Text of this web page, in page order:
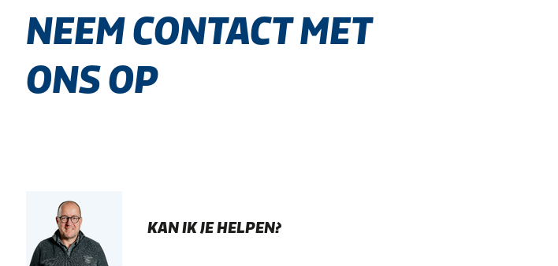
NEEM CONTACT MET
ONS OP
KAN IK JE HELPEN?